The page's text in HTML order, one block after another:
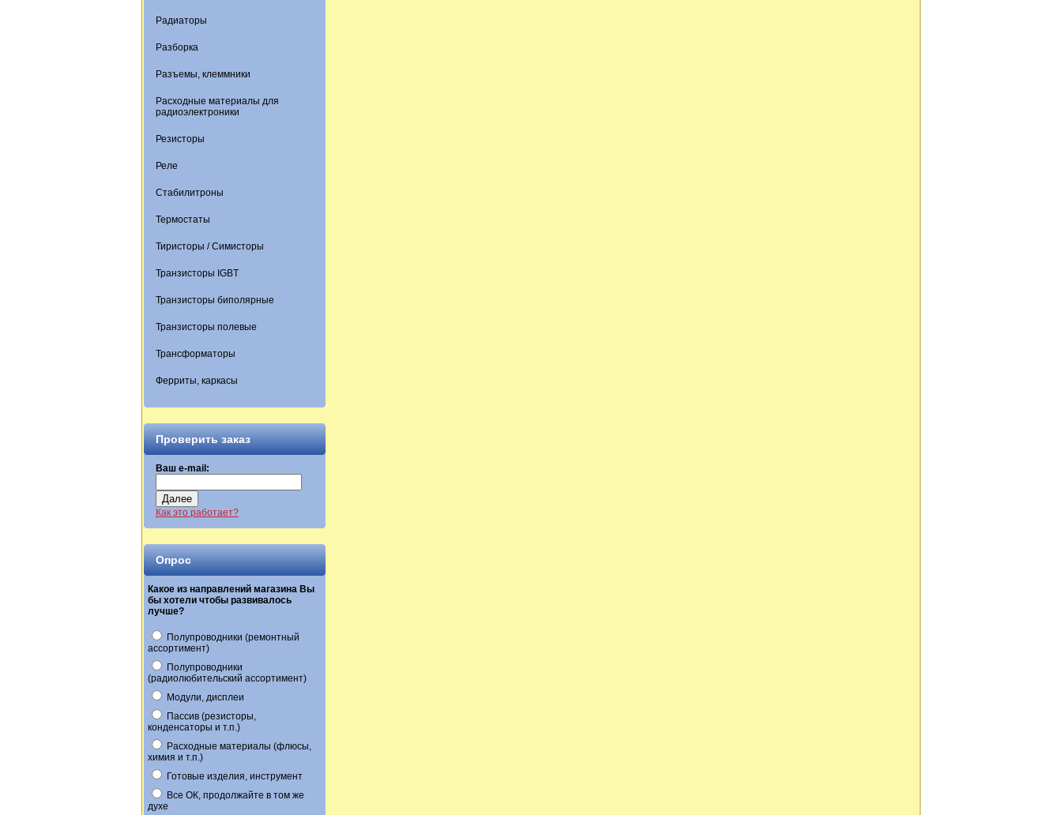
Радиаторы
Разборка
Разъемы, клеммники
Расходные материалы для
радиоэлектроники
Резисторы
Реле
Стабилитроны
Термостаты
Тиристоры / Симисторы
Транзисторы IGBT
Транзисторы биполярные
Транзисторы полевые
Трансформаторы
Ферриты, каркасы
Проверить заказ
Ваш e-mail:
Далее
Как это работает?
Опрос
Какое из направлений магазина Вы
бы хотели чтобы развивалось
лучше?
Полупроводники (ремонтный
ассортимент)
Полупроводники
(радиолюбительский ассортимент)
Модули, дисплеи
Пассив (резисторы,
конденсаторы и т.п.)
Расходные материалы (флюсы,
химия и т.п.)
Готовые изделия, инструмент
Все ОК, продолжайте в том же
духе